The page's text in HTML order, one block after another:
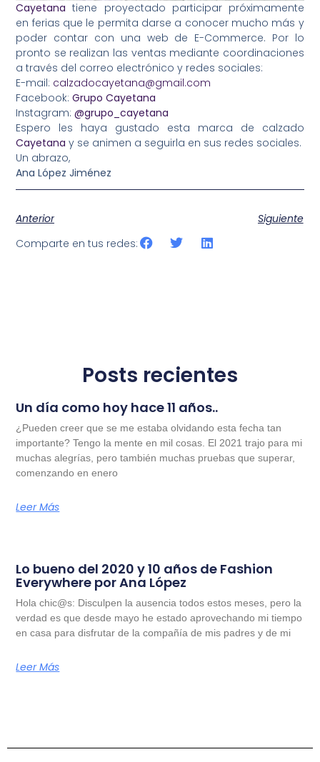
Cayetana tiene proyectado participar próximamente
en ferias que le permita darse a conocer mucho más y
poder contar con una web de E-Commerce. Por lo
pronto se realizan las ventas mediante coordinaciones
a través del correo electrónico y redes sociales:
E-mail: calzadocayetana@gmail.com
Facebook:Grupo Cayetana
Instagram:@grupo_cayetana
Espero les haya gustado esta marca de calzado
Cayetana y se animen a seguirla en sus redes sociales.
Un abrazo,
Ana López Jiménez
Anterior
Siguiente
Comparte en tus redes:
Posts recientes
Un día como hoy hace 11 años..
¿Pueden creer que se me estaba olvidando esta fecha tan
importante? Tengo la mente en mil cosas. El 2021 trajo para mi
muchas alegrías, pero también muchas pruebas que superar,
comenzando en enero
Leer Más
Lo bueno del 2020 y 10 años de Fashion
Everywhere por Ana López
Hola chic@s: Disculpen la ausencia todos estos meses, pero la
verdad es que desde mayo he estado aprovechando mi tiempo
en casa para disfrutar de la compañía de mis padres y de mi
Leer Más